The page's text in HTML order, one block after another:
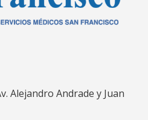
Alejandro Andrade y Juan